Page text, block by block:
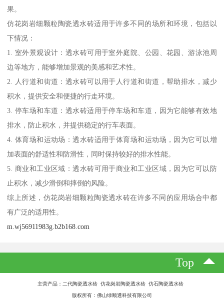
果。
仿花岗岩细颗粒陶瓷透水砖适用于许多不同的场所和环境，包括以
下情况：
1. 室外景观设计：透水砖可用于室外庭院、公园、花园、游泳池周
边等地方，能够增加景观的美感和艺术性。
2. 人行道和街道：透水砖可以用于人行道和街道，帮助排水，减少
积水，提供安全和便捷的行走环境。
3. 停车场和车道：透水砖适用于停车场和车道，因为它能够有效地
排水，防止积水，并提供稳定的行车表面。
4. 体育场和运动场：透水砖适用于体育场和运动场，因为它可以增
加表面的舒适性和防滑性，同时保持较好的排水性能。
5. 商业和工业区域：透水砖可用于商业和工业区域，因为它可以防
止积水，减少滑倒和摔倒的风险。
综上所述，仿花岗岩细颗粒陶瓷透水砖在许多不同的应用场合中都
有广泛的适用性。
m.wj56911983g.b2b168.com
Top
主营产品：二代陶瓷透水砖 仿花岗岩陶瓷透水砖 仿石陶瓷透水砖
版权所有：佛山绿顺透科技有限公司